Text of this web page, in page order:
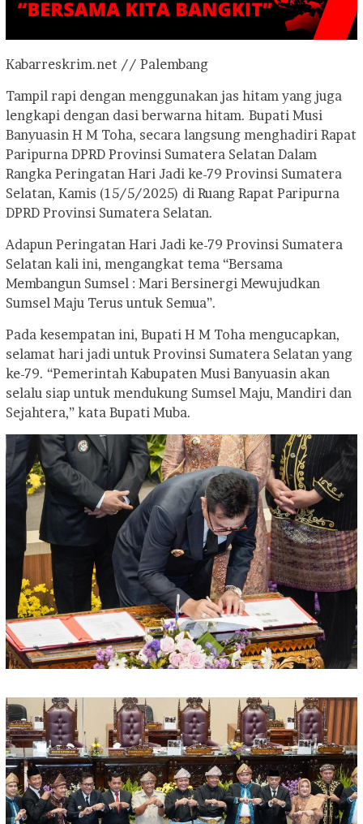
Kabarreskrim.net // Palembang
Tampil rapi dengan menggunakan jas hitam yang juga
lengkapi dengan dasi berwarna hitam. Bupati Musi
Banyuasin H M Toha, secara langsung menghadiri Rapat
Paripurna DPRD Provinsi Sumatera Selatan Dalam
Rangka Peringatan Hari Jadi ke-79 Provinsi Sumatera
Selatan, Kamis (15/5/2025) di Ruang Rapat Paripurna
DPRD Provinsi Sumatera Selatan.
Adapun Peringatan Hari Jadi ke-79 Provinsi Sumatera
Selatan kali ini, mengangkat tema “Bersama
Membangun Sumsel : Mari Bersinergi Mewujudkan
Sumsel Maju Terus untuk Semua”.
Pada kesempatan ini, Bupati H M Toha mengucapkan,
selamat hari jadi untuk Provinsi Sumatera Selatan yang
ke-79. “Pemerintah Kabupaten Musi Banyuasin akan
selalu siap untuk mendukung Sumsel Maju, Mandiri dan
Sejahtera,” kata Bupati Muba.